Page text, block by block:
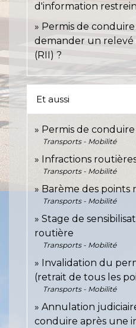
d'information
Permis de
demander un relevé
(RII) ?
Et aussi
Permis de conduire
Transports - Mobilité
Infractions
Transports - Mobilité
Barème des points
Transports - Mobilité
Stage de
routière
Transports - Mobilité
Invalidation du
(retrait de tous les
Transports - Mobilité
Annulation
conduire après une